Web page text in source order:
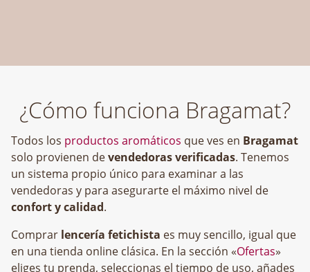
¿Cómo funciona Bragamat?
Todos los productos aromáticos que ves en Bragamat
solo provienen devendedoras verificadas. Tenemos
un sistema propio único para examinar a las
vendedoras y para asegurarte el máximo nivel de
confort y calidad.
Comprar lencería fetichista es muy sencillo, igual que
en una tienda online clásica. En la sección «Ofertas»
eliges tu prenda, seleccionas el tiempo de uso, añades